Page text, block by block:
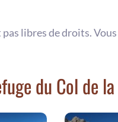
libres de droits. Vous
du Col de